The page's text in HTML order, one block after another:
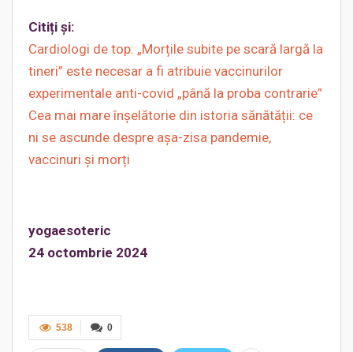
Citiți și:
Cardiologi de top: „Morțile subite pe scară largă la
tineri” este necesar a fi atribuie vaccinurilor
experimentale anti-covid „până la proba contrarie”
Cea mai mare înșelătorie din istoria sănătății: ce
ni se ascunde despre așa-zisa pandemie,
vaccinuri și morți
yogaesoteric
24 octombrie 2024
0
538